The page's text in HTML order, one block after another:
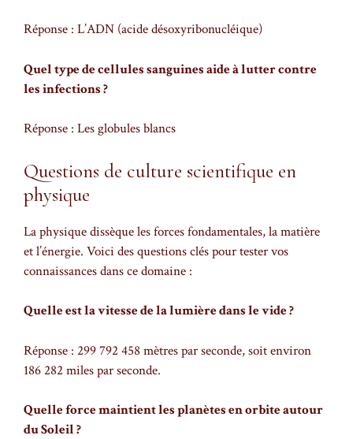
Réponse : L’ADN (acide désoxyribonucléique)
Quel type de cellules sanguines aide à lutter contre
les infections ?
Réponse : Les globules blancs
Questions de culture scientifique en
physique
La physique dissèque les forces fondamentales, la matière
et l’énergie. Voici des questions clés pour tester vos
connaissances dans ce domaine :
Quelle est la vitesse de la lumière dans le vide ?
Réponse : 299 792 458 mètres par seconde, soit environ
186 282 miles par seconde.
Quelle force maintient les planètes en orbite autour
du Soleil ?